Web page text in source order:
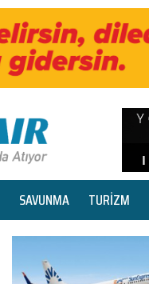
SAVUNMA TURİZM